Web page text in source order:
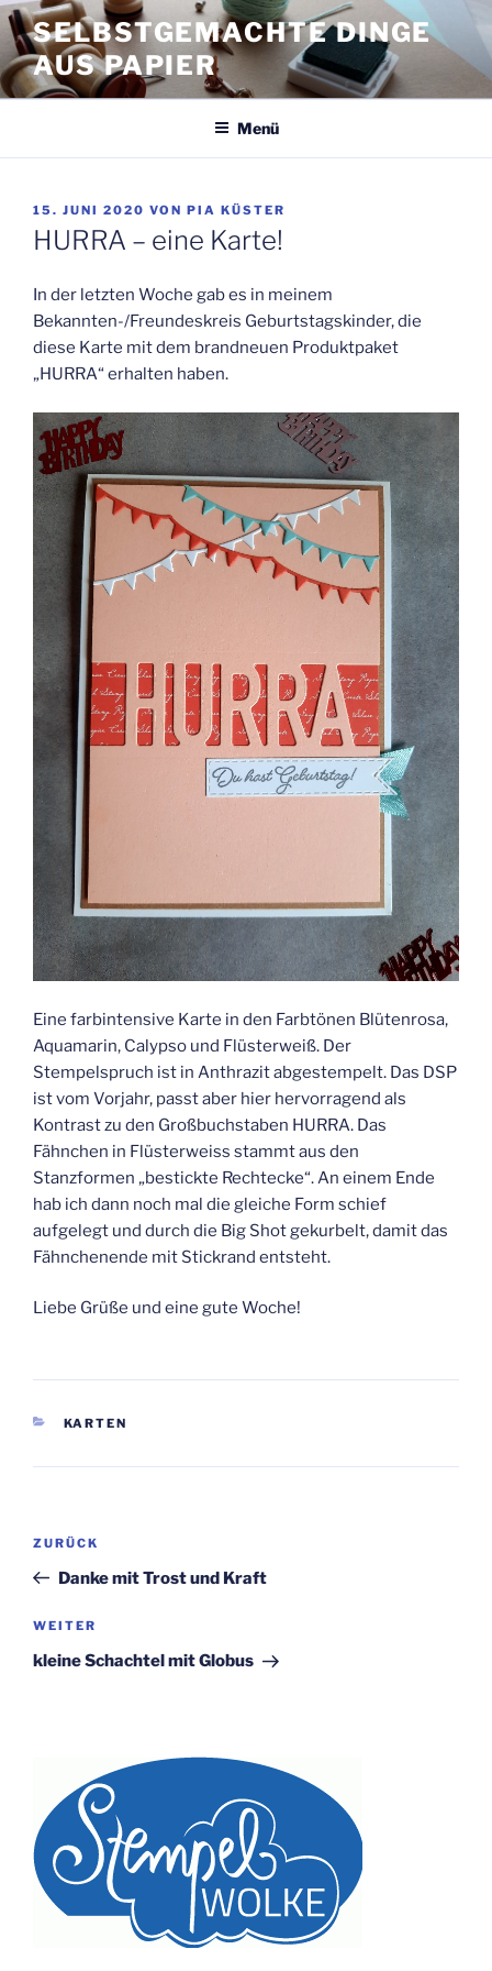
Zum
Inhalt
springen
SELBSTGEMACHTE DINGE
AUS PAPIER
Menü
VERÖFFENTLICHT
AM
15. JUNI 2020 VON PIA KÜSTER
HURRA – eine Karte!
In der letzten Woche gab es in meinem
Bekannten-/Freundeskreis Geburtstagskinder, die
diese Karte mit dem brandneuen Produktpaket
„HURRA“ erhalten haben.
Eine farbintensive Karte in den Farbtönen Blütenrosa,
Aquamarin, Calypso und Flüsterweiß. Der
Stempelspruch ist in Anthrazit abgestempelt. Das DSP
ist vom Vorjahr, passt aber hier hervorragend als
Kontrast zu den Großbuchstaben HURRA. Das
Fähnchen in Flüsterweiss stammt aus den
Stanzformen „bestickte Rechtecke“. An einem Ende
hab ich dann noch mal die gleiche Form schief
aufgelegt und durch die Big Shot gekurbelt, damit das
Fähnchenende mit Stickrand entsteht.
Liebe Grüße und eine gute Woche!
KATEGORIEN
KARTEN
Beitragsnavigation
Vorheriger
Beitrag
ZURÜCK
Danke mit Trost und Kraft
Nächster
Beitrag
WEITER
kleine Schachtel mit Globus